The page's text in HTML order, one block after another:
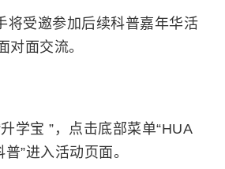
将受邀参加后续科普嘉年华活
对面交流。
学宝 ”，点击底部菜单“HUA
”进入活动页面。